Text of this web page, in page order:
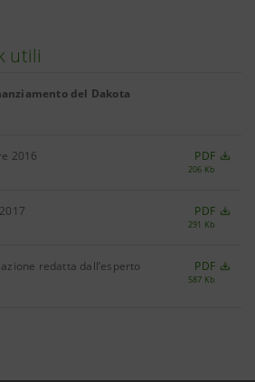
utili
del Dakota
2016 PDF
206 Kb
PDF
291 Kb
redatta dall’esperto
PDF
587 Kb